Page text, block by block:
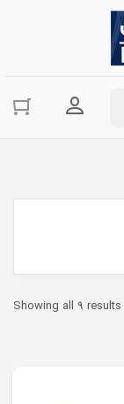
ورود به
Showing all 9 results